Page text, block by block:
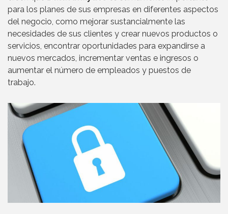
para los planes de sus empresas en diferentes aspectos
del negocio, como mejorar sustancialmente las
necesidades de sus clientes y crear nuevos productos o
servicios, encontrar oportunidades para expandirse a
nuevos mercados, incrementar ventas e ingresos o
aumentar el número de empleados y puestos de
trabajo.